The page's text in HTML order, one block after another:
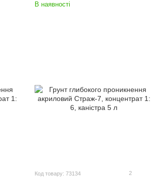
В наявності
Код товару: 73134 2